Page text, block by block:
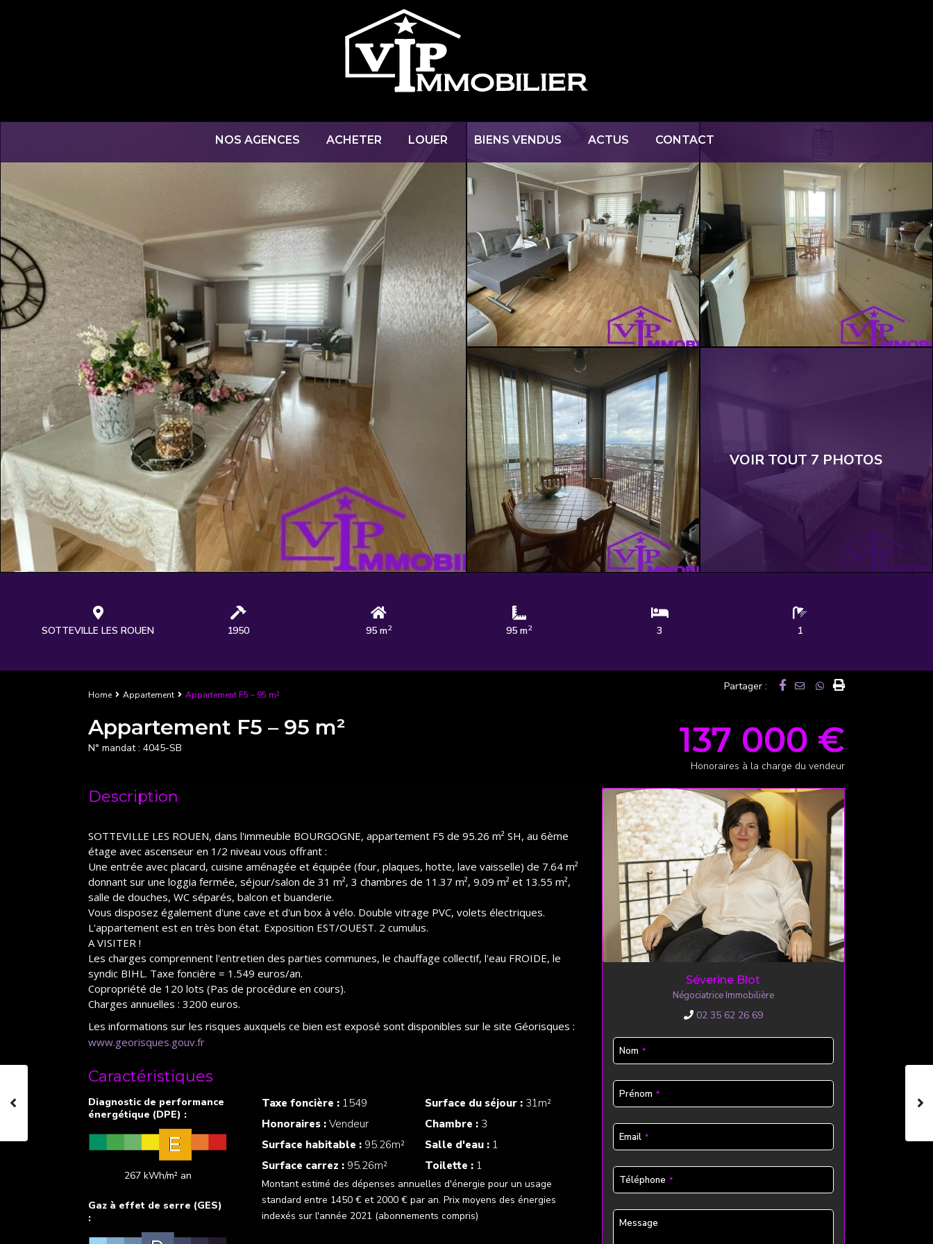
NOS AGENCES ACHETER LOUER BIENS VENDUS ACTUS CONTACT
VOIR TOUT 7 PHOTOS
SOTTEVILLE LES ROUEN 1950 95 m2 95 m2 3 1
Home Appartement Appartement F5 – 95 m²
Appartement F5 – 95 m²
N° mandat : 4045-SB
Partager :
137 000 €
Honoraires à la charge du vendeur
Description
SOTTEVILLE LES ROUEN, dans l'immeuble BOURGOGNE, appartement F5 de 95.26 m² SH, au 6ème
étage avec ascenseur en 1/2 niveau vous offrant :
Une entrée avec placard, cuisine aménagée et équipée (four, plaques, hotte, lave vaisselle) de 7.64 m²
donnant sur une loggia fermée, séjour/salon de 31 m², 3 chambres de 11.37 m², 9.09 m² et 13.55 m²,
salle de douches, WC séparés, balcon et buanderie.
Vous disposez également d'une cave et d'un box à vélo. Double vitrage PVC, volets électriques.
L'appartement est en très bon état. Exposition EST/OUEST. 2 cumulus.
A VISITER !
Les charges comprennent l'entretien des parties communes, le chauffage collectif, l'eau FROIDE, le
syndic BIHL. Taxe foncière = 1.549 euros/an.
Copropriété de 120 lots (Pas de procédure en cours).
Charges annuelles : 3200 euros.
Les informations sur les risques auxquels ce bien est exposé sont disponibles sur le site Géorisques :
www.georisques.gouv.fr
Caractéristiques
267 kWh/m² an
Taxe foncière : 1549
Honoraires :Vendeur
Surface habitable : 95.26m²
Surface carrez : 95.26m²
Surface du séjour : 31m²
Chambre : 3
Salle d'eau : 1
Toilette : 1
Montant estimé des dépenses annuelles d'énergie pour un usage
standard entre 1450 € et 2000 € par an. Prix moyens des énergies
indexés sur l'année 2021 (abonnements compris)
Séverine Blot
Négociatrice Immobilière
02 35 62 26 69
Nom *
Prénom *
Email *
Téléphone *
Message